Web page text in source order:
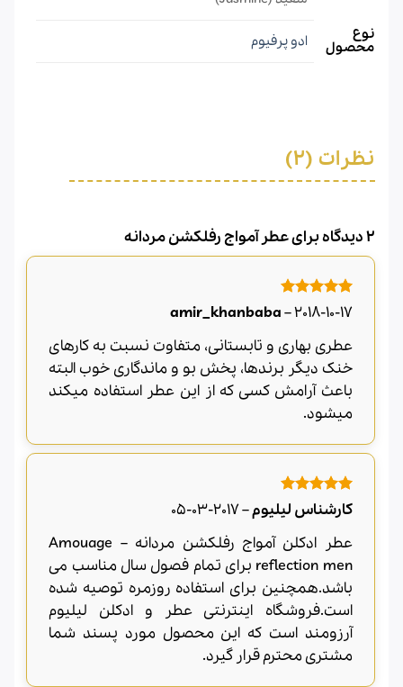
نوع
محصول ادو پرفیوم
نظرات (2)
2 دیدگاه برای عطر آمواج رفلکشن مردانه
امتیاز 5 از
5
amir_khanbaba–2018-10-17
عطری بهاری و تابستانی، متفاوت نسبت به کارهای
خنک دیگر برندها، پخش بو و ماندگاری خوب البته
باعث آرامش کسی که از این عطر استفاده میکند
میشود.
امتیاز5
از
5
کارشناس لیلیوم–
2017-03-05
عطر ادکلن آمواج رفلکشن مردانه – Amouage
reflection men برای تمام فصول سال مناسب می
باشد.همچنین برای استفاده روزمره توصیه شده
است.فروشگاه اینترنتی عطر و ادکلن لیلیوم
آرزومند است که این محصول مورد پسند شما
مشتری محترم قرار گیرد.